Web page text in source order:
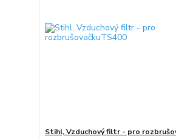
Stihl, Vzduchový filtr - pro